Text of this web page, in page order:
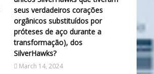
seus verdadeiros corações
orgânicos substituídos por
próteses de aço durante a
transformação), dos
SilverHawks?
March 14, 2024